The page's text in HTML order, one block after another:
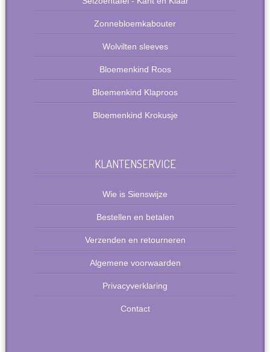
Zonnebloemkabouter
Wolvilten sleeves
Bloemenkind Roos
Bloemenkind Klaproos
Bloemenkind Krokusje
KLANTENSERVICE
Wie is Sienswijze
Bestellen en betalen
Verzenden en retourneren
Algemene voorwaarden
Privacyverklaring
Contact